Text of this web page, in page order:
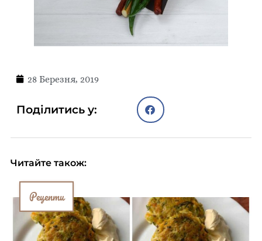
28 Березня, 2019
Поділитись у:
Читайте також:
Рецепти